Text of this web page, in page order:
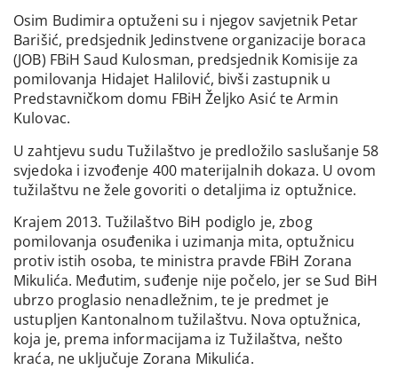
Osim Budimira optuženi su i njegov savjetnik Petar
Barišić, predsjednik Jedinstvene organizacije boraca
(JOB) FBiH Saud Kulosman, predsjednik Komisije za
pomilovanja Hidajet Halilović, bivši zastupnik u
Predstavničkom domu FBiH Željko Asić te Armin
Kulovac.
U zahtjevu sudu Tužilaštvo je predložilo saslušanje 58
svjedoka i izvođenje 400 materijalnih dokaza. U ovom
tužilaštvu ne žele govoriti o detaljima iz optužnice.
Krajem 2013. Tužilaštvo BiH podiglo je, zbog
pomilovanja osuđenika i uzimanja mita, optužnicu
protiv istih osoba, te ministra pravde FBiH Zorana
Mikulića. Međutim, suđenje nije počelo, jer se Sud BiH
ubrzo proglasio nenadležnim, te je predmet je
ustupljen Kantonalnom tužilaštvu. Nova optužnica,
koja je, prema informacijama iz Tužilaštva, nešto
kraća, ne uključuje Zorana Mikulića.